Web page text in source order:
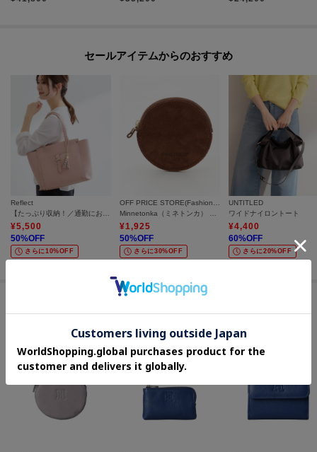
セールアイテムからのおすすめ
Reflect
¥5,500
50%OFF
さらに10%OFF
¥1,925
50%OFF
さらに30%OFF
UNTITLED
ワイドナイロントート
¥4,400
60%OFF
さらに20%OFF